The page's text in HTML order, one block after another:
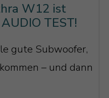
W12 ist
TEST!
gute Subwoofer,
– und dann